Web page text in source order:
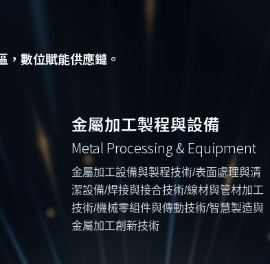
，數位賦能供應鏈。
金屬加工製程與設備
Metal Processing & Equipment
金屬加工設備與製程技術/表面處理與清
潔設備/焊接與接合技術/線材與管材加工
技術/機械零組件與傳動技術/智慧製造與
金屬加工創新技術